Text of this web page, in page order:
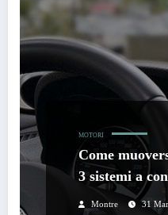
MOTORI
Come
3 sistemi a
Montre 31